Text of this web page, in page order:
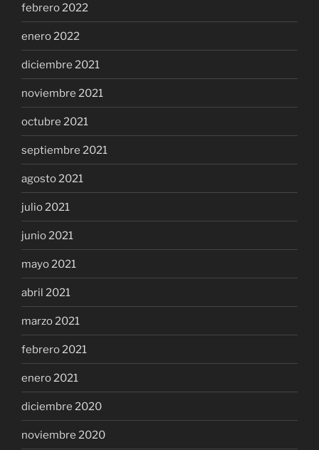
febrero 2022
enero 2022
diciembre 2021
noviembre 2021
octubre 2021
septiembre 2021
agosto 2021
julio 2021
junio 2021
mayo 2021
abril 2021
marzo 2021
febrero 2021
enero 2021
diciembre 2020
noviembre 2020